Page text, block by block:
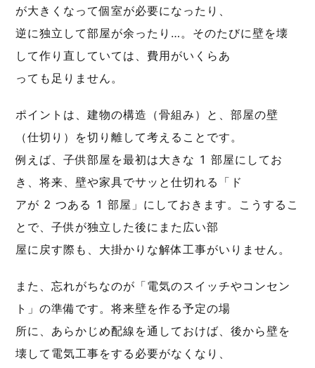
が大きくなって個室が必要になったり、
逆に独立して部屋が余ったり…。そのたびに壁を壊
して作り直していては、費用がいくらあ
っても足りません。
ポイントは、建物の構造（骨組み）と、部屋の壁
（仕切り）を切り離して考えることです。
例えば、子供部屋を最初は大きな 1 部屋にしてお
き、将来、壁や家具でサッと仕切れる「ド
アが 2 つある 1 部屋」にしておきます。こうするこ
とで、子供が独立した後にまた広い部
屋に戻す際も、大掛かりな解体工事がいりません。
また、忘れがちなのが「電気のスイッチやコンセン
ト」の準備です。将来壁を作る予定の場
所に、あらかじめ配線を通しておけば、後から壁を
壊して電気工事をする必要がなくなり、